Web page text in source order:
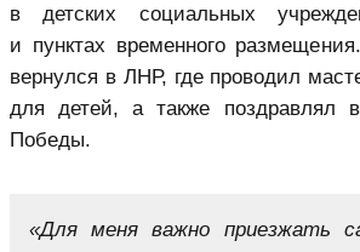
в детских социальных
и пунктах временного
вернулся в ЛНР, где проводил
для детей, а также поздравлял
Победы.
«Для меня важно приезжать